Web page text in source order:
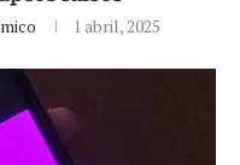
1 abril, 2025